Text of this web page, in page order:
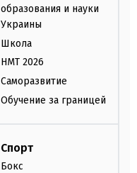
образования и науки
Украины
Школа
НМТ 2026
Саморазвитие
Обучение за границей
Спорт
Бокс